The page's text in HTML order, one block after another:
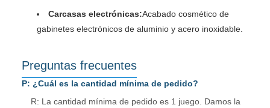
Carcasas electrónicas:Acabado cosmético de
gabinetes electrónicos de aluminio y acero inoxidable.
Preguntas frecuentes
P: ¿Cuál es la cantidad mínima de pedido?
R: La cantidad mínima de pedido es 1 juego. Damos la